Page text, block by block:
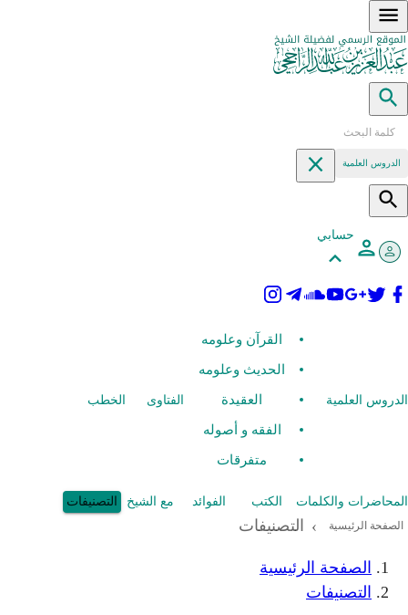
الدروس العلمية
حسابي
الدروس العلمية
القرآن وعلومه
الحديث وعلومه
العقيدة
الفقه و أصوله
متفرقات
الفتاوى الخطب
المحاضرات والكلمات الكتب الفوائد مع الشيخ التصنيفات
الصفحة الرئيسية › التصنيفات
الصفحة الرئيسية
التصنيفات